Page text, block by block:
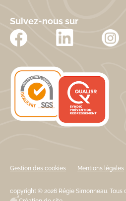
Suivez-nous sur
Gestion des cookies Mentions légales
copyright © 2026 Régie Simonneau. Tous